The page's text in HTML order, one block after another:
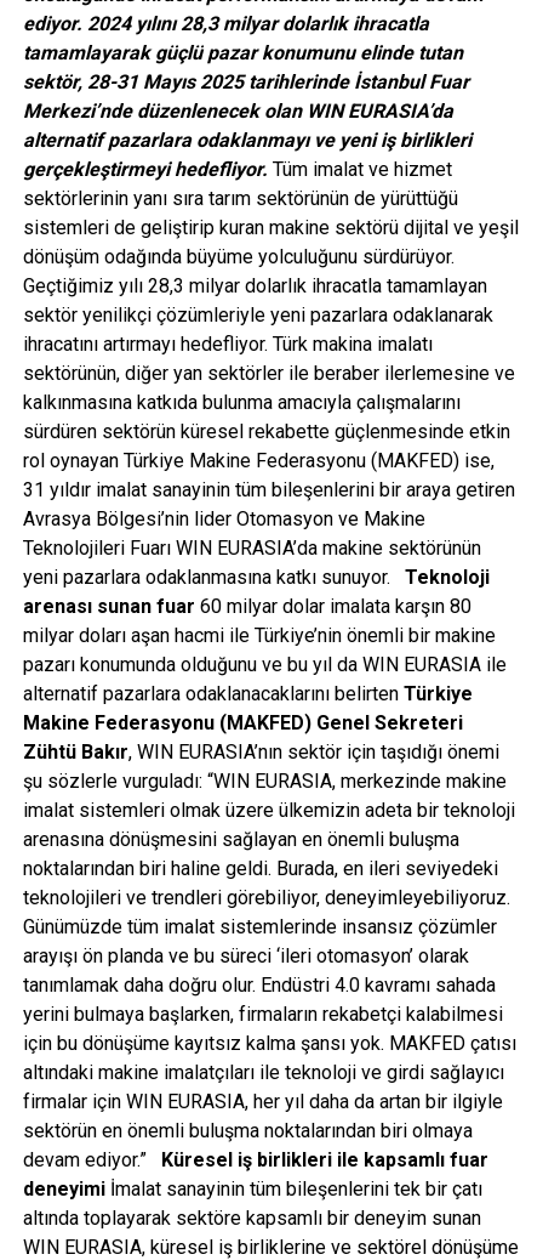
ediyor. 2024 yılını 28,3 milyar dolarlık ihracatla
tamamlayarak güçlü pazar konumunu elinde tutan
sektör, 28-31 Mayıs 2025 tarihlerinde İstanbul Fuar
Merkezi’nde düzenlenecek olan WIN EURASIA’da
alternatif pazarlara odaklanmayı ve yeni iş birlikleri
gerçekleştirmeyi hedefliyor. Tüm imalat ve hizmet
sektörlerinin yanı sıra tarım sektörünün de yürüttüğü
sistemleri de geliştirip kuran makine sektörü dijital ve yeşil
dönüşüm odağında büyüme yolculuğunu sürdürüyor.
Geçtiğimiz yılı 28,3 milyar dolarlık ihracatla tamamlayan
sektör yenilikçi çözümleriyle yeni pazarlara odaklanarak
ihracatını artırmayı hedefliyor. Türk makina imalatı
sektörünün, diğer yan sektörler ile beraber ilerlemesine ve
kalkınmasına katkıda bulunma amacıyla çalışmalarını
sürdüren sektörün küresel rekabette güçlenmesinde etkin
rol oynayan Türkiye Makine Federasyonu (MAKFED) ise,
31 yıldır imalat sanayinin tüm bileşenlerini bir araya getiren
Avrasya Bölgesi’nin lider Otomasyon ve Makine
Teknolojileri Fuarı WIN EURASIA’da makine sektörünün
yeni pazarlara odaklanmasına katkı sunuyor. Teknoloji
arenası sunan fuar 60 milyar dolar imalata karşın 80
milyar doları aşan hacmi ile Türkiye’nin önemli bir makine
pazarı konumunda olduğunu ve bu yıl da WIN EURASIA ile
alternatif pazarlara odaklanacaklarını belirten Türkiye
Makine Federasyonu (MAKFED) Genel Sekreteri
Zühtü Bakır, WIN EURASIA’nın sektör için taşıdığı önemi
şu sözlerle vurguladı: “WIN EURASIA, merkezinde makine
imalat sistemleri olmak üzere ülkemizin adeta bir teknoloji
arenasına dönüşmesini sağlayan en önemli buluşma
noktalarından biri haline geldi. Burada, en ileri seviyedeki
teknolojileri ve trendleri görebiliyor, deneyimleyebiliyoruz.
Günümüzde tüm imalat sistemlerinde insansız çözümler
arayışı ön planda ve bu süreci ‘ileri otomasyon’ olarak
tanımlamak daha doğru olur. Endüstri 4.0 kavramı sahada
yerini bulmaya başlarken, firmaların rekabetçi kalabilmesi
için bu dönüşüme kayıtsız kalma şansı yok. MAKFED çatısı
altındaki makine imalatçıları ile teknoloji ve girdi sağlayıcı
firmalar için WIN EURASIA, her yıl daha da artan bir ilgiyle
sektörün en önemli buluşma noktalarından biri olmaya
devam ediyor.” Küresel iş birlikleri ile kapsamlı fuar
deneyimiİmalat sanayinin tüm bileşenlerini tek bir çatı
altında toplayarak sektöre kapsamlı bir deneyim sunan
WIN EURASIA, küresel iş birliklerine ve sektörel dönüşüme